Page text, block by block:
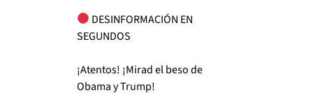
DESINFORMACIÓN EN
SEGUNDOS
¡Atentos! ¡Mirad el beso de
Obama y Trump!